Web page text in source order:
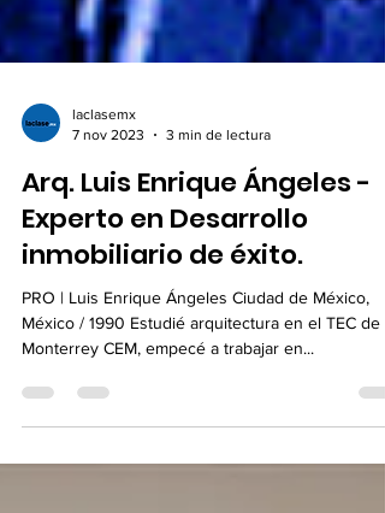
7 nov 2023
3 min de lectura
Arq. Luis Enrique Ángeles -
Experto en Desarrollo
inmobiliario de éxito.
PRO | Luis Enrique Ángeles Ciudad de México,
México / 1990 Estudié arquitectura en el TEC de
Monterrey CEM, empecé a trabajar en...